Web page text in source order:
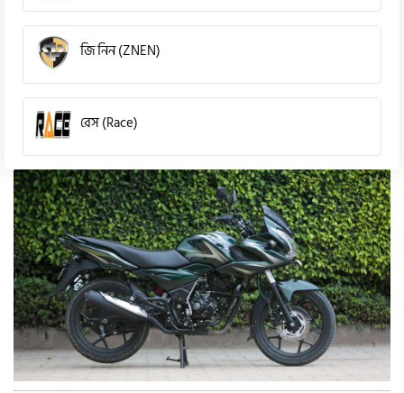
জি নিন (ZNEN)
রেস (Race)
কিওয়ে (KeeWay)
পেগাসাস (Pagasus)
এইচ পাওয়ার (H. Power)